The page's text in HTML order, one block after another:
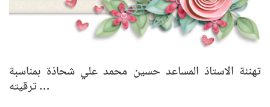
تهنئة الاستاذ المساعد حسين محمد علي شحاذة بمناسبة
ترقيته …